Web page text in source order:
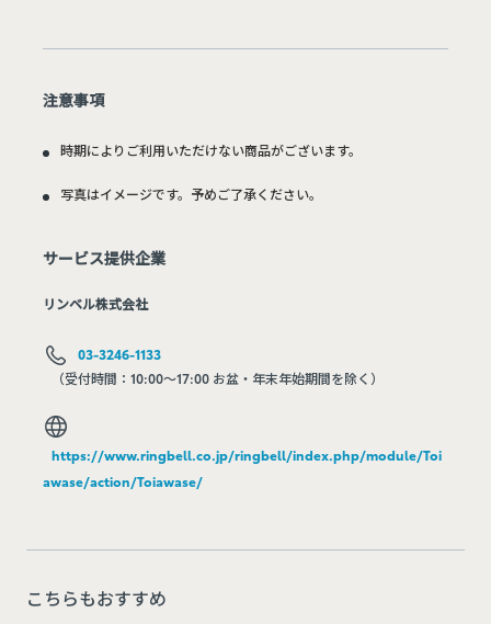
注意事項
時期によりご利用いただけない商品がございます。
写真はイメージです。予めご了承ください。
サービス提供企業
リンベル株式会社
03-3246-1133
（受付時間：10:00～17:00 お盆・年末年始期間を除く）
https://www.ringbell.co.jp/ringbell/index.php/module/Toi
awase/action/Toiawase/
こちらもおすすめ